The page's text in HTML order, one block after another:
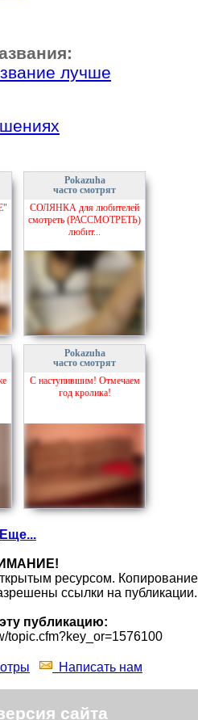
лучше
Pokazuha
часто смотрят
СОЛЯНКА для любителей
смотреть (РАССМОТРЕТЬ)
любит...
Pokazuha
часто смотрят
С наступившим! Отмечаем
год кролика!
Еще...
ресурсом. Копирование
ссылки на публикации.
публикацию:
topic.cfm?key_or=1576100
Написать нам
сайта